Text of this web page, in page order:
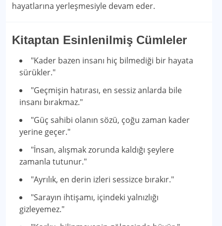
hayatlarına yerleşmesiyle devam eder.
Kitaptan Esinlenilmiş Cümleler
"Kader bazen insanı hiç bilmediği bir hayata
sürükler."
"Geçmişin hatırası, en sessiz anlarda bile
insanı bırakmaz."
"Güç sahibi olanın sözü, çoğu zaman kader
yerine geçer."
"İnsan, alışmak zorunda kaldığı şeylere
zamanla tutunur."
"Ayrılık, en derin izleri sessizce bırakır."
"Sarayın ihtişamı, içindeki yalnızlığı
gizleyemez."